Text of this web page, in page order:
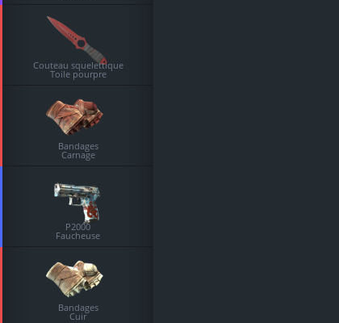
Couteau squelettique
Toile pourpre
Bandages
Carnage
P2000
Faucheuse
Bandages
Cuir